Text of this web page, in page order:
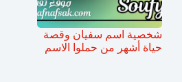
شخصية اسم سفيان وقصة
حياة أشهر من حملوا الاسم